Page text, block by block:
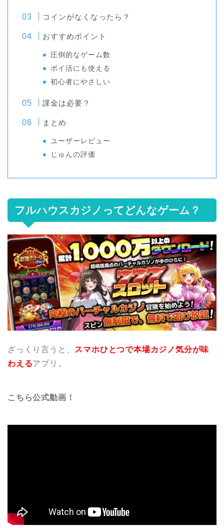
コインがなくなったら？
おすすめポイント
圧倒的なゲーム数
ポイ活にも使える
初心者にやさしい
課金は必要？
まとめ
ユーザーレビュー
じゅんの評価
フルハウスカジノってどんなゲーム？
ざっくり言うと、 スマホひとつで本場カジノ気分が味
わえるアプリ。
こちら公式動画！